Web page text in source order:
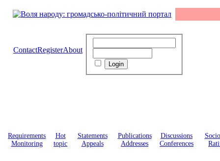
ContactRegisterAbout
Requirements
Monitoring
Hot
topic
Statements
Appeals
Publications
Addresses
Discussions
Conferences